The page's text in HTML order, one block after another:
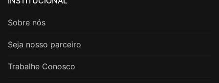
Sobre nós
Seja nosso parceiro
Trabalhe Conosco